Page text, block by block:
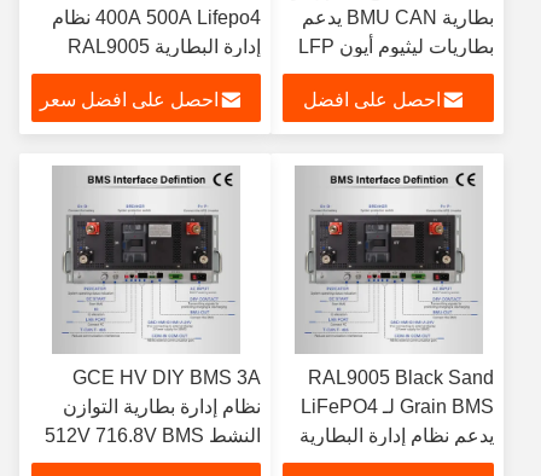
بطارية BMU CAN يدعم
بطاريات ليثيوم أيون LFP
NMC LTO في RAL9005
لون حبة الرمل الأسود
احصل على افضل
400A 500A Lifepo4 نظام
إدارة البطارية RAL9005
الرمال السوداء حبة البطارية
إدارة شحن وتفريغ
احصل على افضل سعر
RAL9005 Black Sand
Grain BMS لـ LiFePO4
يدعم نظام إدارة البطارية
القياسي من 19 بوصة
GCE HV DIY BMS 3A
نظام إدارة بطارية التوازن
النشط 512V 716.8V BMS
عالية الجهد حل تخزين الطاقة